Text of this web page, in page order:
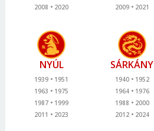
2008
2020
2009
2021
NYÚL
1939
1951
1963
1975
1987
1999
2011
2023
SÁRKÁNY
1940
1952
1964
1976
1988
2000
2012
2024